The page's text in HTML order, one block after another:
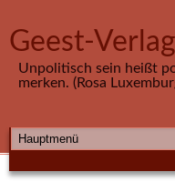
Geest-Verlag
Unpolitisch sein heißt
merken. (Rosa
HAUPTMENÜ